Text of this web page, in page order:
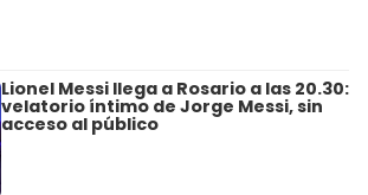
Lionel Messi llega a Rosario a las 20.30:
velatorio íntimo de Jorge Messi, sin
acceso al público